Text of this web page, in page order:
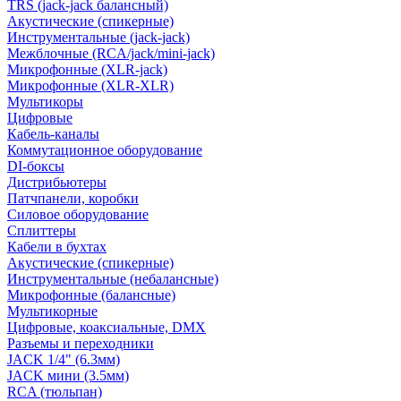
TRS (jack-jack балансный)
Акустические (спикерные)
Инструментальные (jack-jack)
Межблочные (RCA/jack/mini-jack)
Микрофонные (XLR-jack)
Микрофонные (XLR-XLR)
Мультикоры
Цифровые
Кабель-каналы
Коммутационное оборудование
DI-боксы
Дистрибьютеры
Патчпанели, коробки
Силовое оборудование
Сплиттеры
Кабели в бухтах
Акустические (спикерные)
Инструментальные (небалансные)
Микрофонные (балансные)
Мультикорные
Цифровые, коаксиальные, DMX
Разъемы и переходники
JACK 1/4" (6.3мм)
JACK мини (3.5мм)
RCA (тюльпан)